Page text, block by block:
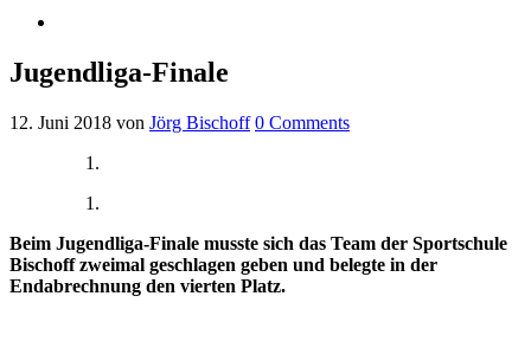
Jugendliga-Finale
12. Juni 2018 von Jörg Bischoff 0 Comments
Beim Jugendliga-Finale musste sich das Team der Sportschule
Bischoff zweimal geschlagen geben und belegte in der
Endabrechnung den vierten Platz.